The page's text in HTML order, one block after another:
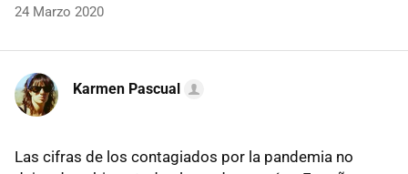
24 Marzo 2020
Karmen Pascual
Las cifras de los contagiados por la pandemia no